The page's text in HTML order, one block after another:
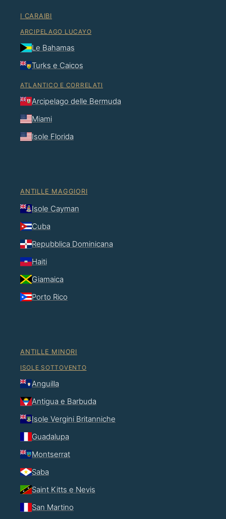
I CARAIBI
ARCIPELAGO LUCAYO
Le Bahamas
Turks e Caicos
ATLANTICO E CORRELATI
Arcipelago delle Bermuda
Miami
Isole Florida
ANTILLE MAGGIORI
Isole Cayman
Cuba
Repubblica Dominicana
Haiti
Giamaica
Porto Rico
ANTILLE MINORI
ISOLE SOTTOVENTO
Anguilla
Antigua e Barbuda
Isole Vergini Britanniche
Guadalupa
Montserrat
Saba
Saint Kitts e Nevis
San Martino